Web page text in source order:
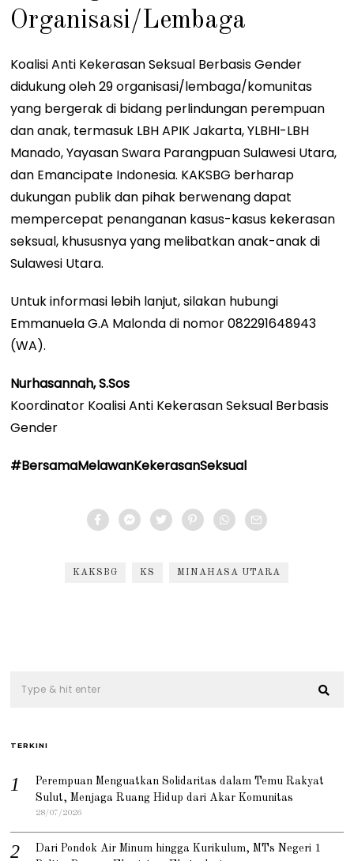
Organisasi/Lembaga
Koalisi Anti Kekerasan Seksual Berbasis Gender
didukung oleh 29 organisasi/lembaga/komunitas
yang bergerak di bidang perlindungan perempuan
dan anak, termasuk LBH APIK Jakarta, YLBHI-LBH
Manado, Yayasan Swara Parangpuan Sulawesi Utara,
dan Emancipate Indonesia. KAKSBG berharap
dukungan publik dan pihak berwenang dapat
mempercepat penanganan kasus-kasus kekerasan
seksual, khususnya yang melibatkan anak-anak di
Sulawesi Utara.
Untuk informasi lebih lanjut, silakan hubungi
Emmanuela G.A Malonda di nomor 082291648943
(WA).
Nurhasannah, S.Sos
Koordinator Koalisi Anti Kekerasan Seksual Berbasis
Gender
#BersamaMelawanKekerasanSeksual
KAKSBG KS MINAHASA UTARA
TERKINI
Perempuan Menguatkan Solidaritas dalam Temu Rakyat
Sulut, Menjaga Ruang Hidup dari Akar Komunitas
28/07/2026
Dari Pondok Air Minum hingga Kurikulum, MTs Negeri 1